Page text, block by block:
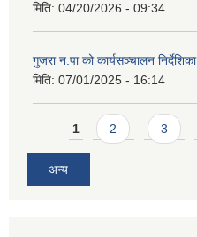
मिति: 04/20/2026 - 09:34
गुजरा न.पा को कार्यसञ्चालन निर्देशिका
मिति: 07/01/2025 - 16:14
Pages
1 2 3
अन्य